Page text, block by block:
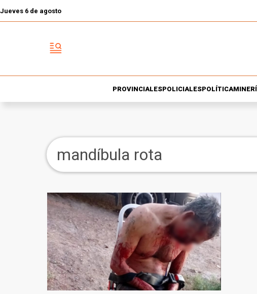
Jueves 6 de agosto
PROVINCIALESPOLICIALESPOLÍTICA
mandíbula rota